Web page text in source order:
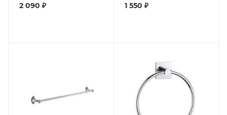
2 090 ₽ 1 550 ₽